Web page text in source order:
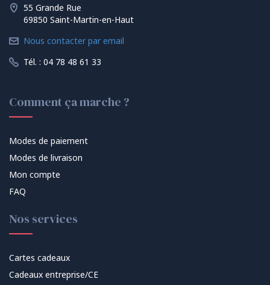
55 Grande Rue
69850 Saint-Martin-en-Haut
Nous contacter par email
Tél. : 04 78 48 61 33
Comment ça marche ?
Modes de paiement
Modes de livraison
Mon compte
FAQ
Nos services
Cartes cadeaux
Cadeaux entreprise/CE